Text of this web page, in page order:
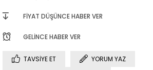
FIYAT DÜŞÜNCE HABER VER
GELINCE HABER VER
TAVSIYE ET
YORUM YAZ